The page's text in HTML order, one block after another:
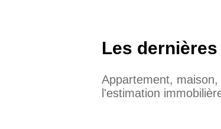
Les
Appartement,
l'estimation